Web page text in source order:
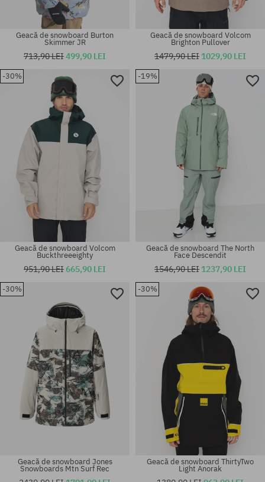
Mărimi existente:
Mărimi existente:
Mărimi existente:
Geacă de snowboard Burton
Skimmer JR
713,90 LEI499,90 LEI
Mărimi existente:
Geacă de snowboard Volcom
Brighton Pullover
1479,90 LEI 1029,90 LEI
-30%
Geacă de snowboard Volcom
Buckthreeeighty
951,90 LEI665,90 LEI
-19%
Geacă de snowboard The North
Face Descendit
1546,90 LEI 1237,90 LEI
-30%
Geacă de snowboard Jones
Snowboards Mtn Surf Rec
-30%
Geacă de snowboard ThirtyTwo
Light Anorak